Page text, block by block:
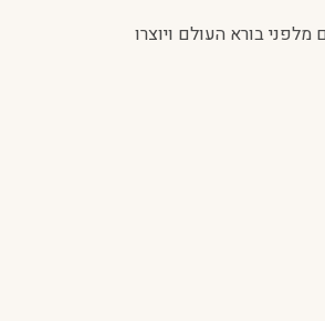
בורא העולם ויוצרו